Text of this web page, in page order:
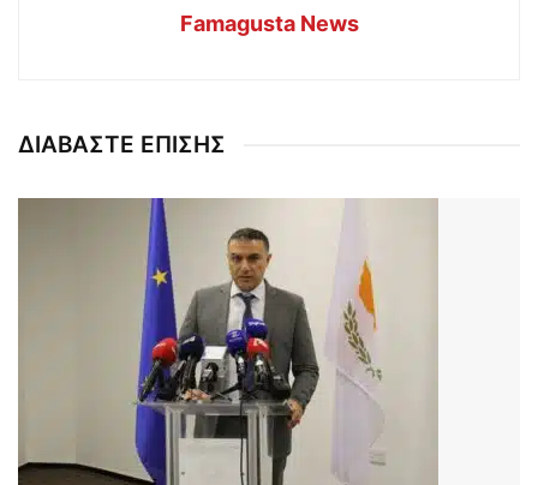
Famagusta News
ΔΙΑΒΑΣΤΕ ΕΠΙΣΗΣ